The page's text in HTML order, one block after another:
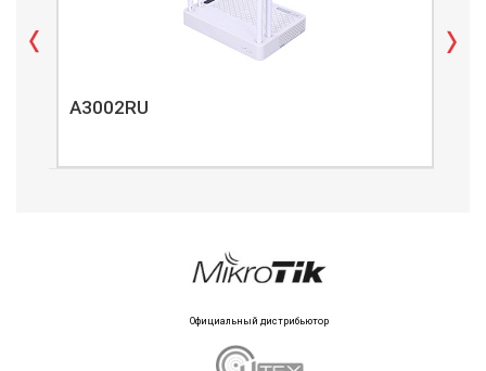
A3002RU
Официальный дистрибьютор